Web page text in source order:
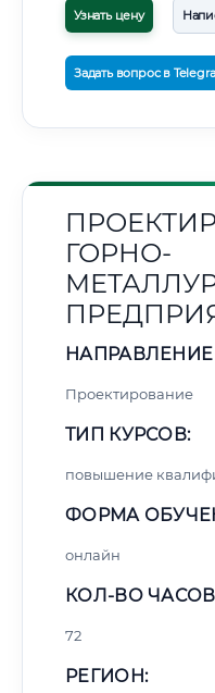
Узнать цену
Задать вопрос в
ГОРНО-
Проектирование
ТИП КУРСОВ:
повышение
ФОРМА
онлайн
КОЛ-ВО
72
РЕГИОН: